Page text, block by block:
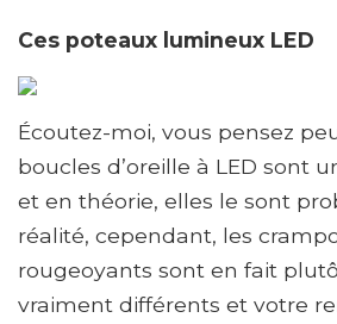
Ces poteaux lumineux LED
Écoutez-moi, vous pensez
boucles d’oreille à LED sont
et en théorie, elles le sont
réalité, cependant, les
rougeoyants sont en fait
vraiment différents et votre